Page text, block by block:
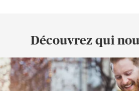
Découvrez qui